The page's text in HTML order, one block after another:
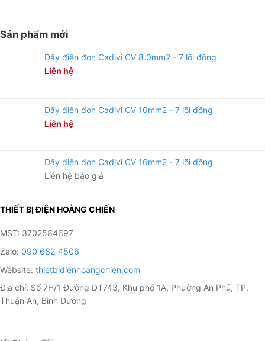
Sản phẩm mới
Dây điện đơn Cadivi CV 8.0mm2 - 7 lõi đồng
Liên hệ
Dây điện đơn Cadivi CV 10mm2 - 7 lõi đồng
Liên hệ
Dây điện đơn Cadivi CV 16mm2 - 7 lõi đồng
Liên hệ báo giá
THIẾT BỊ ĐIỆN HOÀNG CHIẾN
MST: 3702584697
Zalo: 090 682 4506
Website: thietbidienhoangchien.com
Địa chỉ: Số 7H/1 Đường DT743, Khu phố 1A, Phường An Phú, TP.
Thuận An, Bình Dương